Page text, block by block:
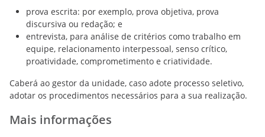
prova escrita: por exemplo, prova objetiva, prova
discursiva ou redação; e
entrevista, para análise de critérios como trabalho em
equipe, relacionamento interpessoal, senso crítico,
proatividade, comprometimento e criatividade.
Caberá ao gestor da unidade, caso adote processo seletivo,
adotar os procedimentos necessários para a sua realização.
Mais informações